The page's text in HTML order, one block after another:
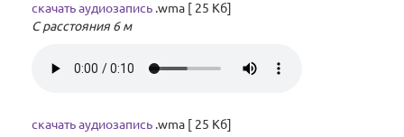
скачать аудиозапись .wma [ 25 Кб]
С расстояния 6 м
скачать аудиозапись .wma [ 25 Кб]